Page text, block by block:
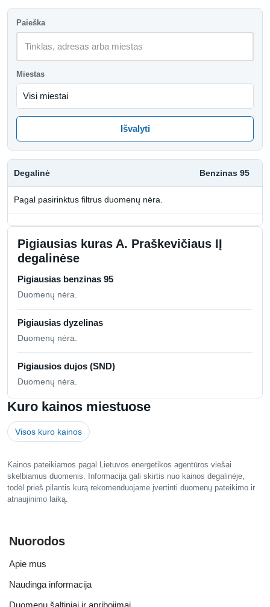
Paieška
Miestas
Išvalyti
Degalinė Benzinas 95
Pagal pasirinktus filtrus duomenų nėra.
Kuro kainos miestuose
Visos kuro kainos
Pigiausias kuras A. Praškevičiaus IĮ
degalinėse
Pigiausias benzinas 95
Duomenų nėra.
Pigiausias dyzelinas
Duomenų nėra.
Pigiausios dujos (SND)
Duomenų nėra.
Kainos pateikiamos pagal Lietuvos energetikos agentūros viešai
skelbiamus duomenis. Informacija gali skirtis nuo kainos degalinėje,
todėl prieš pilantis kurą rekomenduojame įvertinti duomenų pateikimo ir
atnaujinimo laiką.
Nuorodos
Apie mus
Naudinga informacija
Duomenų šaltiniai ir apribojimai